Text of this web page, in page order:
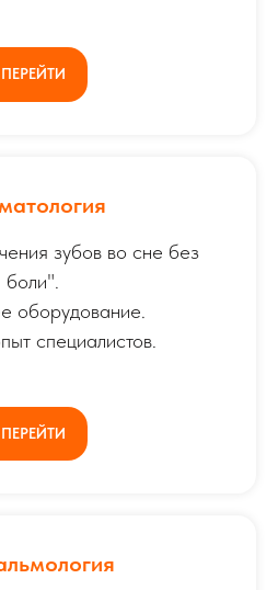
ПЕРЕЙТИ
зубов во сне без
боли".
оборудование.
специалистов.
ПЕРЕЙТИ